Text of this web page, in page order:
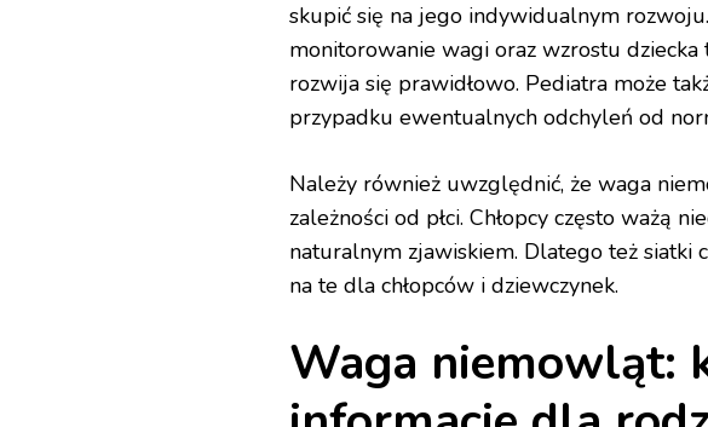
skupić się na jego indywidualnym
monitorowanie wagi oraz wzrostu dziecka
rozwija się prawidłowo. Pediatra może
przypadku ewentualnych odchyleń od
Należy również uwzględnić, że waga
zależności od płci. Chłopcy często ważą
naturalnym zjawiskiem. Dlatego też siatki
na te dla chłopców i dziewczynek.
Waga niemowląt: